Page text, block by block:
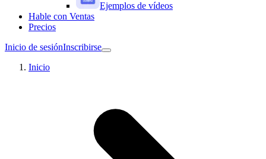
Ejemplos de vídeos
Hable con Ventas
Precios
Inicio de sesiónInscribirse
Inicio